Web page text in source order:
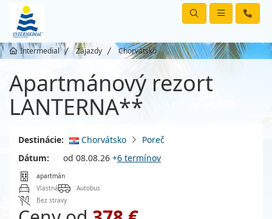
Intermedial Zájazdy Chorvátsko
Apartmánový rezort
LANTERNA**
Destinácie: Chorvátsko
Poreč
Dátum:
od 08.08.26 +6 termínov
apartmán
Vlastná
Autobus
Bez stravy